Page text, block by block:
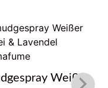
Weißer